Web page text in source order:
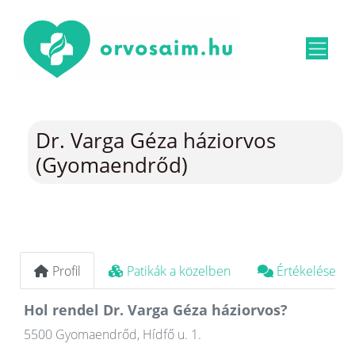
Dr. Varga Géza háziorvos
(Gyomaendrőd)
Profil Patikák a közelben Értékelések
Hol rendel Dr. Varga Géza háziorvos?
5500 Gyomaendrőd, Hídfő u. 1.